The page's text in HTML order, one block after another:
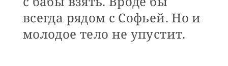
всегда рядом с Софьей. Но и
молодое тело не упустит.